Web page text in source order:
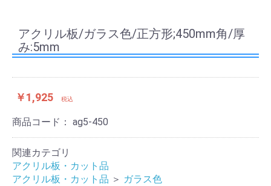
アクリル板/ガラス色/正方形;450mm角/厚
み:5mm
￥1,925 税込
商品コード： ag5-450
関連カテゴリ
アクリル板・カット品
アクリル板・カット品 ＞ ガラス色